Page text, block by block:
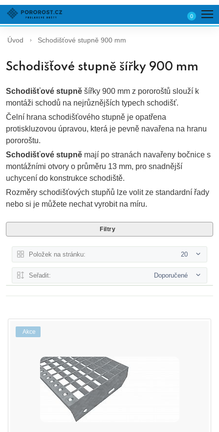
0
Úvod Schodišťové stupně 900 mm
Schodišťové stupně šířky 900 mm
Schodišťové stupně šířky 900 mm z pororoštů slouží k
montáži schodů na nejrůznějších typech schodišť.
Čelní hrana schodišťového stupně je opatřena
protiskluzovou úpravou, která je pevně navařena na hranu
pororoštu.
Schodišťové stupně mají po stranách navařeny bočnice s
montážními otvory o průměru 13 mm, pro snadnější
uchycení do konstrukce schodiště.
Rozměry schodišťových stupňů lze volit ze standardní řady
nebo si je můžete nechat vyrobit na míru.
Filtry
Položek na stránku: 20
Seřadit: Doporučené
Akce